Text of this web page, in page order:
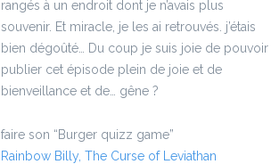
rangés à un endroit dont je n’avais plus
souvenir. Et miracle, je les ai retrouvés. j’étais
bien dégoûté… Du coup je suis joie de pouvoir
publier cet épisode plein de joie et de
bienveillance et de… gêne ?
faire son “Burger quizz game”
Rainbow Billy, The Curse of Leviathan